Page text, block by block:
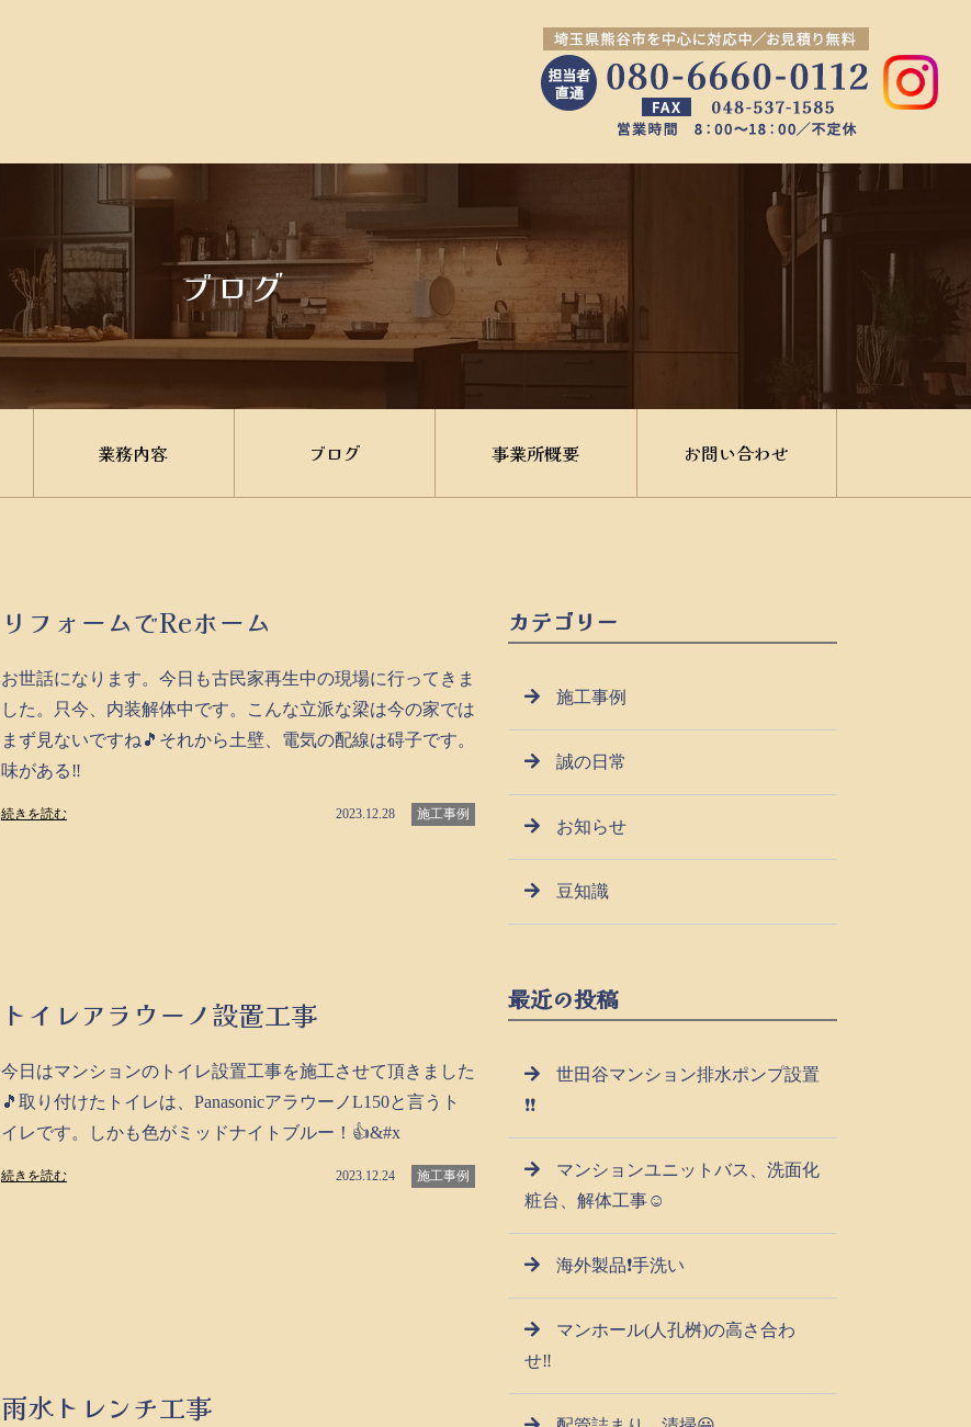
ブログ
業務内容 ブログ 事業所概要 お問い合わせ
リフォームでReホーム
お世話になります。今日も古民家再生中の現場に行ってきま
した。只今、内装解体中です。こんな立派な梁は今の家では
まず見ないですね🎵それから土壁、電気の配線は碍子です。
味がある‼
続きを読む 2023.12.28 施工事例
トイレアラウーノ設置工事
今日はマンションのトイレ設置工事を施工させて頂きました
🎵取り付けたトイレは、PanasonicアラウーノL150と言うト
イレです。しかも色がミッドナイトブルー！👍&#x
続きを読む 2023.12.24 施工事例
雨水トレンチ工事
カテゴリー
施工事例
誠の日常
お知らせ
豆知識
最近の投稿
世田谷マンション排水ポンプ設置
❗❗
マンションユニットバス、洗面化
粧台、解体工事☺
海外製品❗手洗い
マンホール(人孔桝)の高さ合わ
せ‼️